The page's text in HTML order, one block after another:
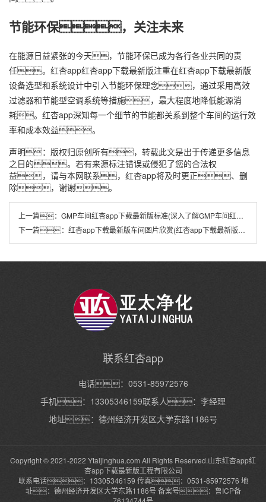
节能环保，关注未来
在能源日益紧张的今天，节能环保已成为各行各业共同的责
任。红杏app红杏app下载最新版注重在红杏app下载最新版
设备选型和系统设计中引入节能环保理念，通过采用高效
过滤器和节能型空调系统等措施，最大程度地降低能源消
耗。红杏app深知每一个细节的节能都关系到整个车间的运行效
率和成本效益。
声明：版权归原创所有，转载此文是出于传递更多信息
之目的。若有来源标注错误或侵犯了您的合法权
益，请与本网联系，红杏app将及时更正、删
除，谢谢。
上一篇： GMP车间红杏app下载最新版标准(深入了解GMP车间红杏app下载最新版)
下一篇： 红杏app下载最新版车间图片欣赏(红杏app下载最新版车间设计效果图)
联系红杏app
电话：0531-85972576
手机：13305346159联系人：李经理
地址：德州经济开发区大学东路1186号
Copyright © 2021-2022 Ytaijinghua.com All Rights Reserved.山东红杏app红
杏app下载最新版工程有限公司
联系电话：13305346159 传真：0531-85972576 地
址：德州经济开发区大学东路1186号 备案号： 鲁ICP备